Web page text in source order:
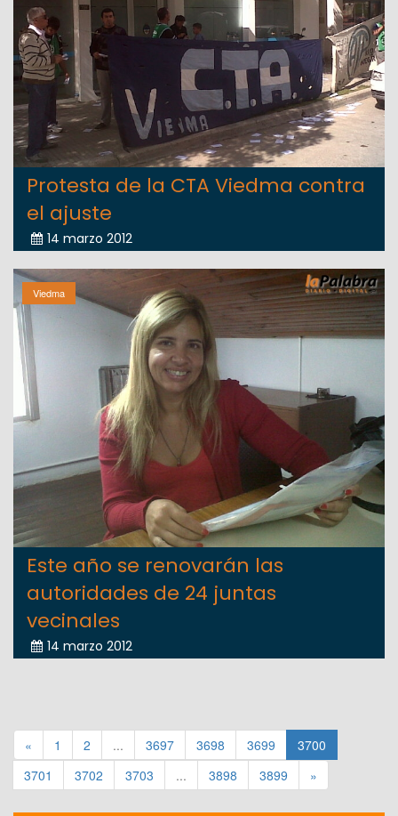
Protesta de la CTA Viedma contra
el ajuste
14 marzo 2012
Viedma
Este año se renovarán las
autoridades de 24 juntas
vecinales
14 marzo 2012
« 1 2 ... 3697 3698 3699
3700
3701
3702 3703 ... 3898 3899 »